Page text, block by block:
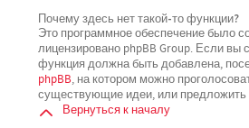
Почему здесь нет такой-то функции?
Это программное обеспечение было
лицензировано phpBB Group. Если вы
функция должна быть добавлена,
phpBB, на котором можно
существующие идеи, или предложить
Вернуться к началу